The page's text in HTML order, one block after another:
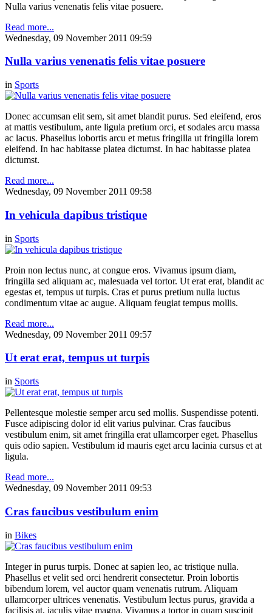
Nulla varius venenatis felis vitae posuere.
Read more...
Wednesday, 09 November 2011 09:59
Nulla varius venenatis felis vitae posuere
in Sports
Donec accumsan elit sem, sit amet blandit purus. Sed eleifend, eros
at mattis vestibulum, ante ligula pretium orci, et sodales arcu massa
ac lacus. Phasellus lobortis arcu et metus fringilla ut fringilla lorem
eleifend. In hac habitasse platea dictumst. In hac habitasse platea
dictumst.
Read more...
Wednesday, 09 November 2011 09:58
In vehicula dapibus tristique
in Sports
Proin non lectus nunc, at congue eros. Vivamus ipsum diam,
fringilla sed aliquam ac, malesuada vel tortor. Ut erat erat, blandit ac
egestas et, tempus ut turpis. Cras et purus pretium nulla luctus
condimentum vitae ac augue. Aliquam feugiat tempus mollis.
Read more...
Wednesday, 09 November 2011 09:57
Ut erat erat, tempus ut turpis
in Sports
Pellentesque molestie semper arcu sed mollis. Suspendisse potenti.
Fusce adipiscing dolor id elit varius pulvinar. Cras faucibus
vestibulum enim, sit amet fringilla erat ullamcorper eget. Phasellus
quis odio sapien. Vestibulum id mauris eget arcu lacinia cursus et at
ligula.
Read more...
Wednesday, 09 November 2011 09:53
Cras faucibus vestibulum enim
in Bikes
Integer in purus turpis. Donec at sapien leo, ac tristique nulla.
Phasellus et velit sed orci hendrerit consectetur. Proin lobortis
bibendum lorem, vel auctor quam venenatis rutrum. Aliquam
ullamcorper ultrices venenatis. Vestibulum lectus purus, gravida a
facilisis at, iaculis vitae magna. Vivamus a tortor in quam suscipit